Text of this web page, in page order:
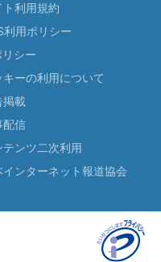
ト利用規約
利用ポリシー
リシー
キーの利用について
掲載
配信
テンツ二次利用
インターネット報道協会